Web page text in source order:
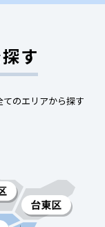
す
てのエリアから探す